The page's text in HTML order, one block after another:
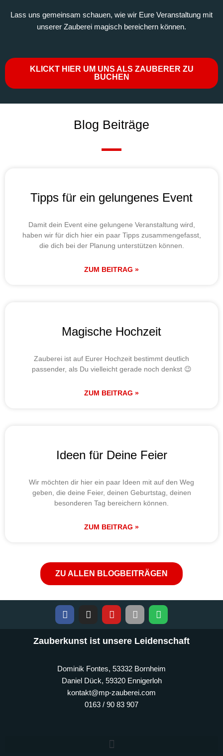
Lass uns gemeinsam schauen, wie wir Eure Veranstaltung mit
unserer Zauberei magisch bereichern können.
KLICKT HIER UM UNS ALS ZAUBERER ZU
BUCHEN
Blog Beiträge
Tipps für ein gelungenes Event
Damit dein Event eine gelungene Veranstaltung wird,
haben wir für dich hier ein paar Tipps zusammengefasst,
die dich bei der Planung unterstützen können.
ZUM BEITRAG »
Magische Hochzeit
Zauberei ist auf Eurer Hochzeit bestimmt deutlich
passender, als Du vielleicht gerade noch denkst 😉
ZUM BEITRAG »
Ideen für Deine Feier
Wir möchten dir hier ein paar Ideen mit auf den Weg
geben, die deine Feier, deinen Geburtstag, deinen
besonderen Tag bereichern können.
ZUM BEITRAG »
ZU ALLEN BLOGBEITRÄGEN
Zauberkunst ist unsere Leidenschaft
Dominik Fontes, 53332 Bornheim
Daniel Dück, 59320 Ennigerloh
kontakt@mp-zauberei.com
0163 / 90 83 907